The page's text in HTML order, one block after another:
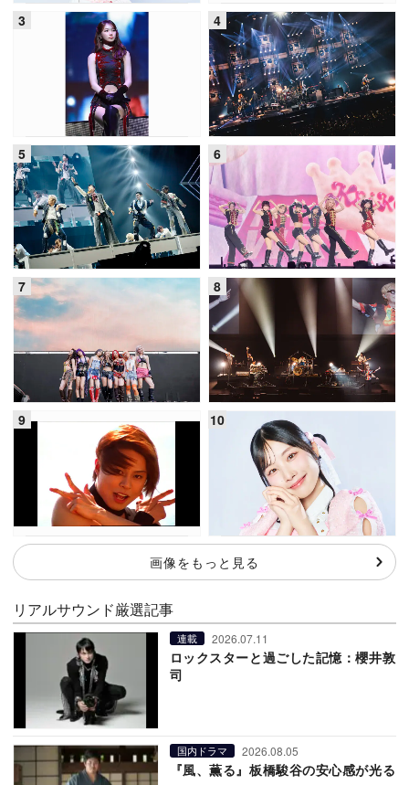
画像をもっと見る
リアルサウンド厳選記事
連載 2026.07.11
ロックスターと過ごした記憶：櫻井敦
司
国内ドラマ 2026.08.05
『風、薫る』板橋駿谷の安心感が光る